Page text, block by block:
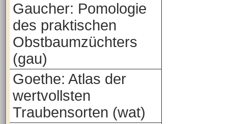
Gaucher: Pomologie
des praktischen
Obstbaumzüchters
(gau)
Goethe: Atlas der
wertvollsten
Traubensorten (wat)